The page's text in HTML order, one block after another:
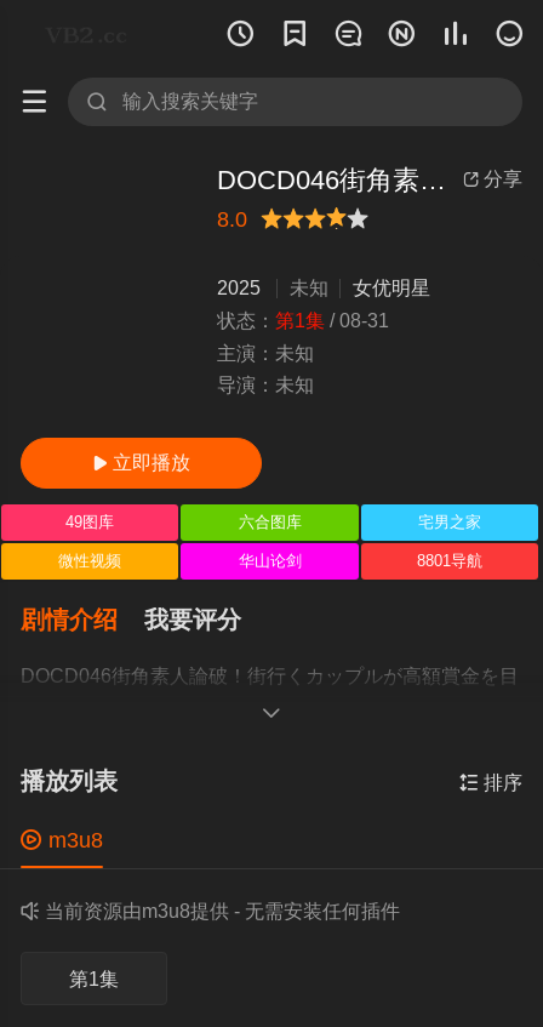
     
 
 分享
DOCD046街角素人論破！街行くカップルが高額賞金を目指してゲームに挑戦のはずが…ゲームは次第にあらぬ方
8.0
推荐力荐
2025 未知
女优明星
状态： 第1集/08-31
主演： 未知
导演： 未知
 立即播放
49图库 六合图库 宅男之家
微性视频 华山论剑 8801导航
剧情介绍 我要评分
DOCD046街角素人論破！街行くカップルが高額賞金を目
指してゲームに挑戦のはずが…ゲームは次第にあらぬ方

 排序
播放列表
 m3u8
 当前资源由m3u8提供 - 无需安装任何插件
第1集